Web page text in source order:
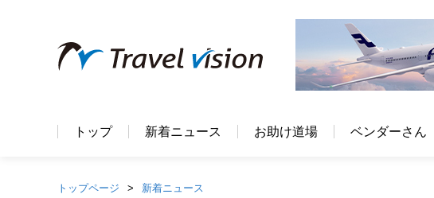
トップ 新着ニュース お助け道場 ベンダーさん
トップページ 新着ニュース